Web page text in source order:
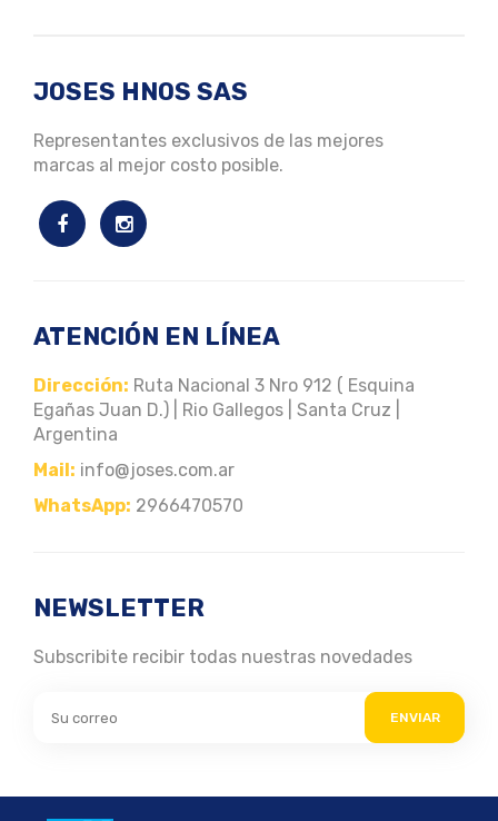
JOSES HNOS SAS
Representantes exclusivos de las mejores
marcas al mejor costo posible.
ATENCIÓN EN LÍNEA
Dirección: Ruta Nacional 3 Nro 912 ( Esquina
Egañas Juan D.) | Rio Gallegos | Santa Cruz |
Argentina
Mail: info@joses.com.ar
WhatsApp: 2966470570
NEWSLETTER
Subscribite recibir todas nuestras novedades
ENVIAR